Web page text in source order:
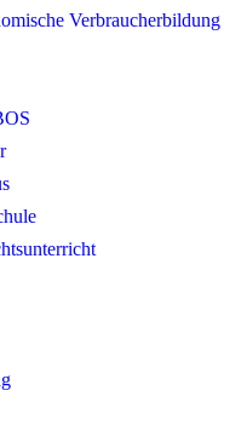
Verbraucherbildung